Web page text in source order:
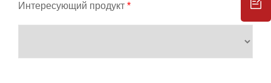
Интересующий продукт *